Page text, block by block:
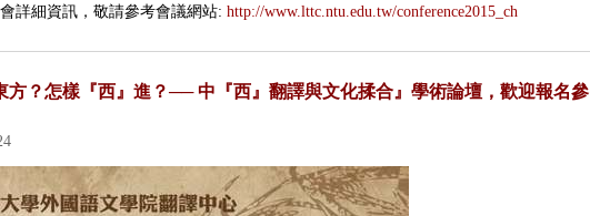
詳細資訊，敬請參考會議網站: http://www.lttc.ntu.edu.tw/conference2015_ch
方？怎樣『西』進？── 中『西』翻譯與文化揉合』學術論壇，歡迎報名參